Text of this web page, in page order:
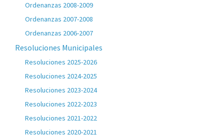
Ordenanzas 2008-2009
Ordenanzas 2007-2008
Ordenanzas 2006-2007
Resoluciones Municipales
Resoluciones 2025-2026
Resoluciones 2024-2025
Resoluciones 2023-2024
Resoluciones 2022-2023
Resoluciones 2021-2022
Resoluciones 2020-2021